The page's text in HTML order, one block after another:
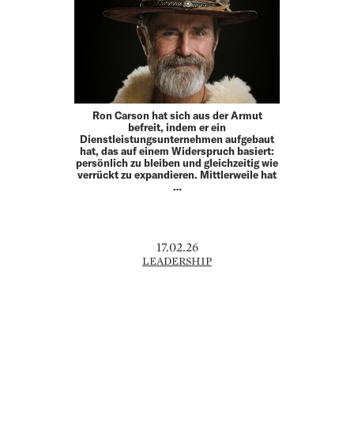
Ron Carson hat sich aus der Armut
befreit, indem er ein
Dienstleistungsunternehmen aufgebaut
hat, das auf einem Widerspruch basiert:
persönlich zu bleiben und gleichzeitig wie
verrückt zu expandieren. Mittlerweile hat
…
17.02.26
LEADERSHIP